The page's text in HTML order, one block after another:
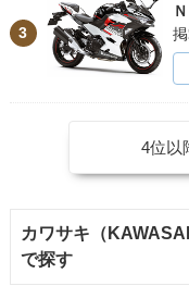
3
4位以
カワサキ（
で探す